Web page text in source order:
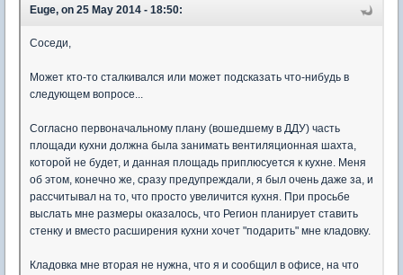
Euge, on 25 May 2014 - 18:50:
Соседи,
Может кто-то сталкивался или может подсказать что-нибудь в
следующем вопросе...
Согласно первоначальному плану (вошедшему в ДДУ) часть
площади кухни должна была занимать вентиляционная шахта,
которой не будет, и данная площадь приплюсуется к кухне. Меня
об этом, конечно же, сразу предупреждали, я был очень даже за, и
рассчитывал на то, что просто увеличится кухня. При просьбе
выслать мне размеры оказалось, что Регион планирует ставить
стенку и вместо расширения кухни хочет "подарить" мне кладовку.
Кладовка мне вторая не нужна, что я и сообщил в офисе, на что